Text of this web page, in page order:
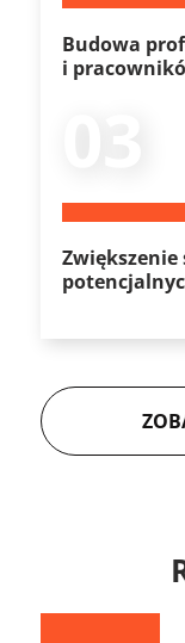
Budowa
i